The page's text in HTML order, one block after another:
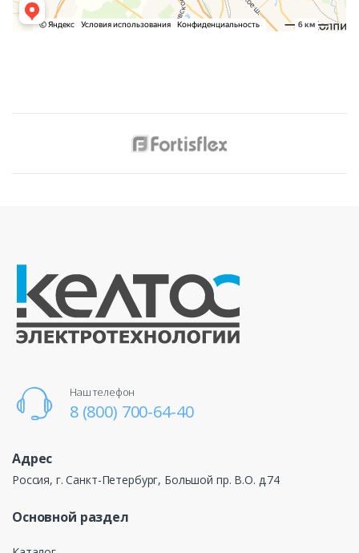
Наш телефон
8 (800) 700-64-40
Адрес
Россия, г. Санкт-Петербург, Большой пр. В.О. д.74
Основной раздел